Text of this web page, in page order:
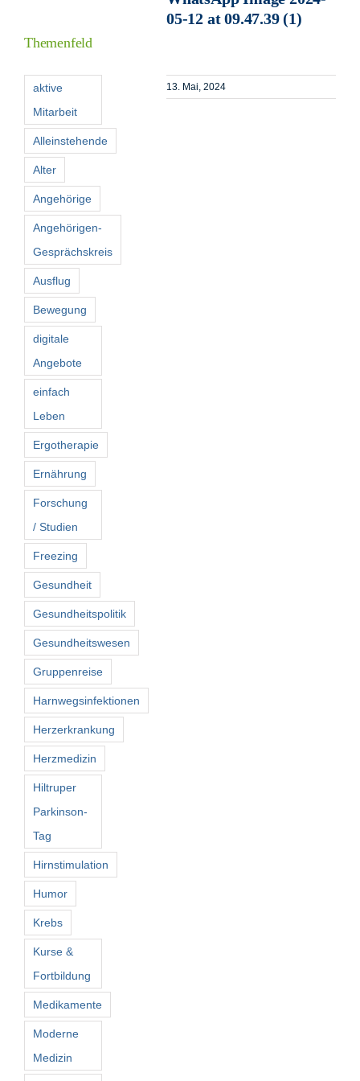
05-12 at 09.47.39 (1)
13. Mai, 2024
Themenfeld
aktive
Mitarbeit
Alleinstehende
Alter
Angehörige
Angehörigen-
Gesprächskreis
Ausflug
Bewegung
digitale
Angebote
einfach
Leben
Ergotherapie
Ernährung
Forschung
/ Studien
Freezing
Gesundheit
Gesundheitspolitik
Gesundheitswesen
Gruppenreise
Harnwegsinfektionen
Herzerkrankung
Herzmedizin
Hiltruper
Parkinson-
Tag
Hirnstimulation
Humor
Krebs
Kurse &
Fortbildung
Medikamente
Moderne
Medizin